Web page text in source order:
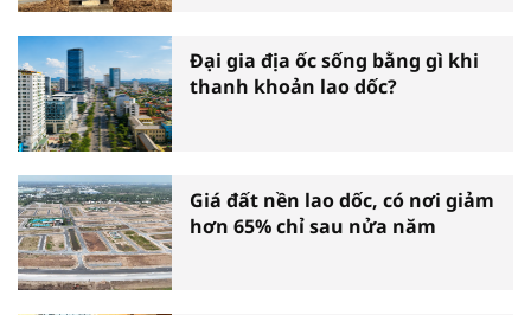
Đại gia địa ốc sống bằng gì khi
thanh khoản lao dốc?
Giá đất nền lao dốc, có nơi giảm
hơn 65% chỉ sau nửa năm